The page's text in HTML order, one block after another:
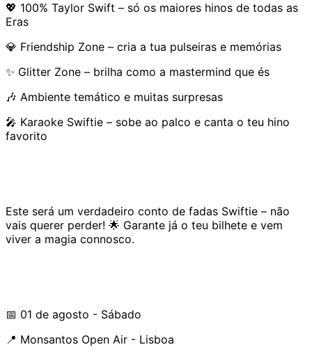
💖 100% Taylor Swift – só os maiores hinos de todas as
Eras
💎 Friendship Zone – cria a tua pulseiras e memórias
✨ Glitter Zone – brilha como a mastermind que és
🎶 Ambiente temático e muitas surpresas
🎤 Karaoke Swiftie – sobe ao palco e canta o teu hino
favorito
Este será um verdadeiro conto de fadas Swiftie – não
vais querer perder! 🌟 Garante já o teu bilhete e vem
viver a magia connosco.
📅 01 de agosto - Sábado
📍 Monsantos Open Air - Lisboa